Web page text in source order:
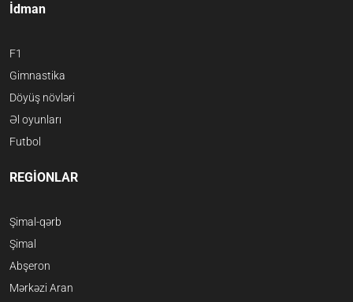
İdman
F1
Gimnastika
Döyüş növləri
Əl oyunları
Futbol
REGİONLAR
Şimal-qərb
Şimal
Abşeron
Mərkəzi Aran